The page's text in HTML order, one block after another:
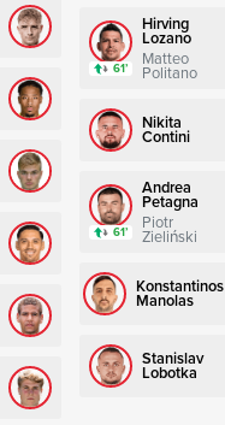
Hirving
Lozano
Matteo
Politano
61’
Nikita
Contini
Andrea
Petagna
Piotr
Zieliński
61’
Konstantinos
Manolas
Stanislav
Lobotka